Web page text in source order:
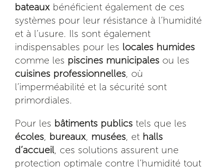
bateaux bénéficient également de ces
systèmes pour leur résistance à l’humidité
et à l’usure. Ils sont également
indispensables pour les locales humides
comme les piscines municipales ou les
cuisines professionnelles , où
l’imperméabilité et la sécurité sont
primordiales.
Pour les bâtiments publics tels que les
écoles bureaux musées , et halls
d’accueil , ces solutions assurent une
protection optimale contre l’humidité tout